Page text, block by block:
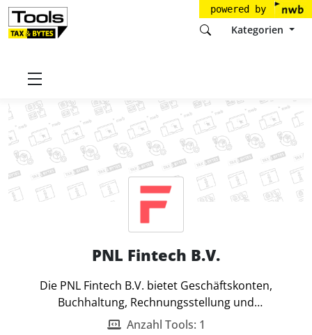
powered by
Kategorien
Startseite
PNL Fintech B.V.
Die PNL Fintech B.V. bietet Geschäftskonten,
Buchhaltung, Rechnungsstellung und
Ausgabenverwaltung.
Anzahl Tools: 1